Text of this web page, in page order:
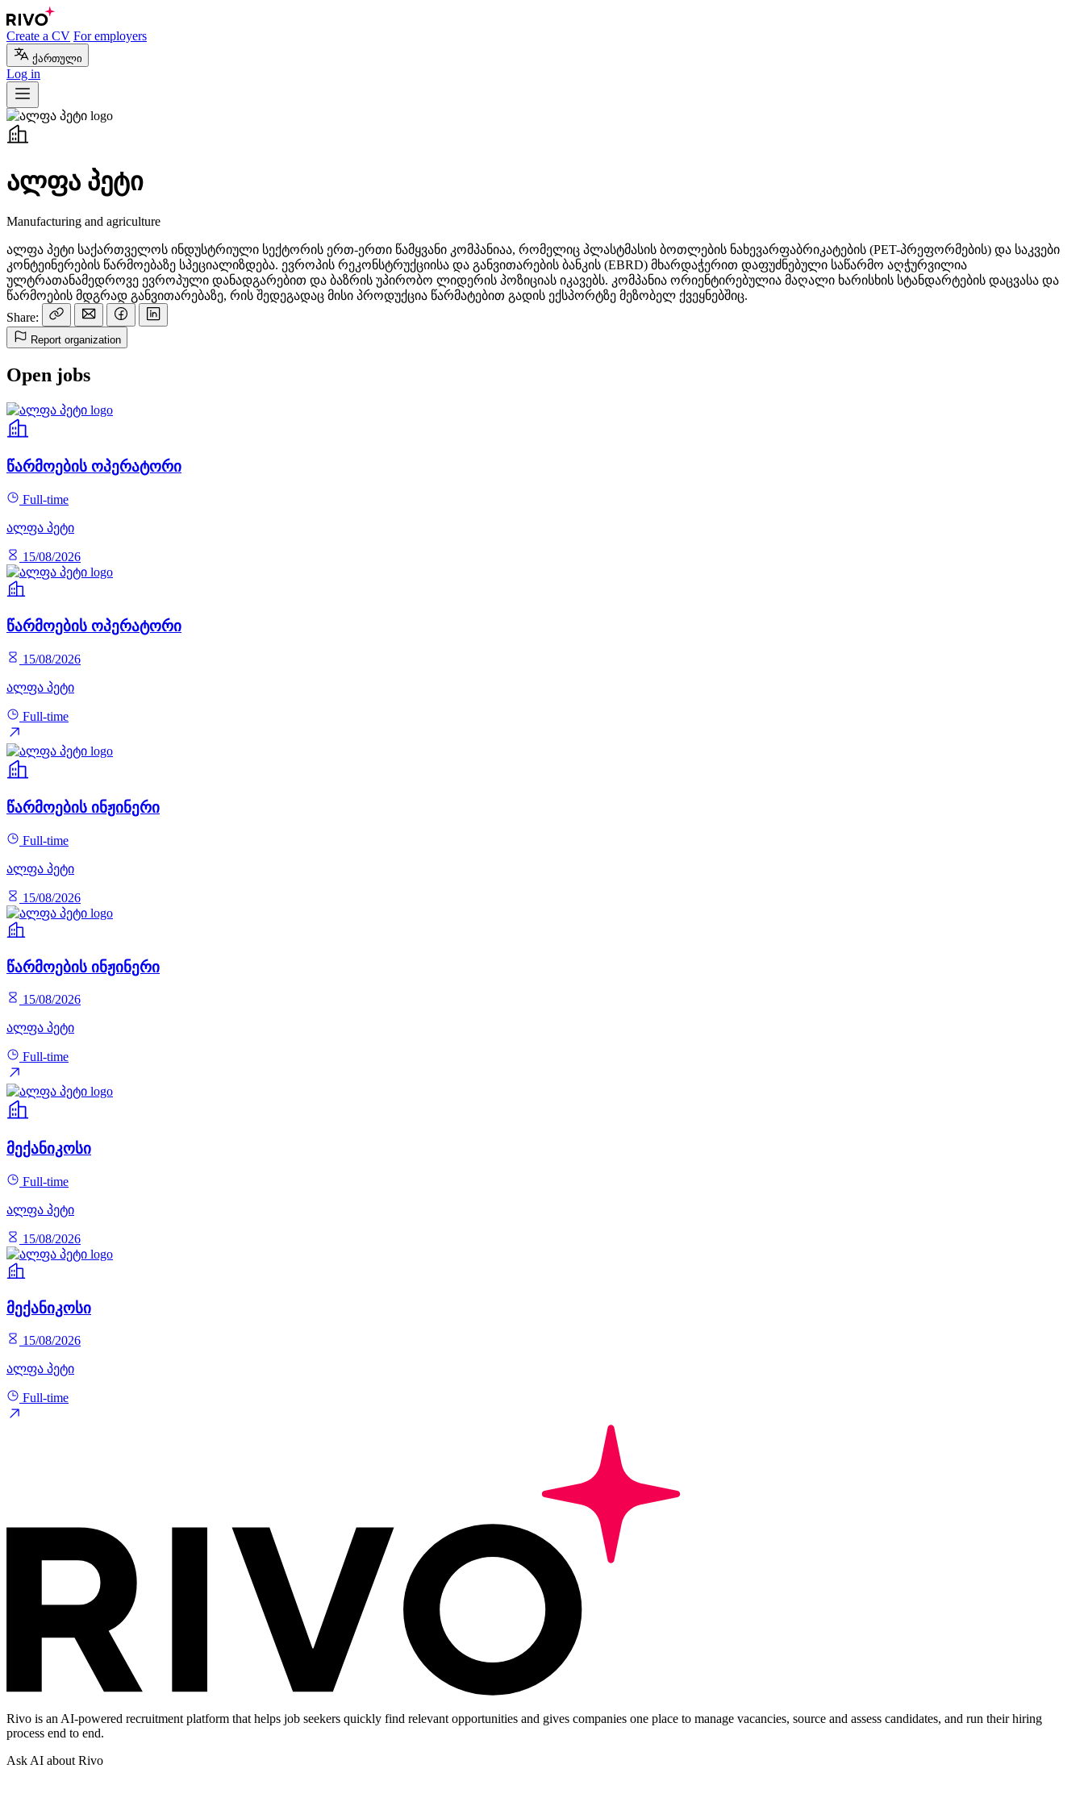
Create a CV For employers
ქართული
Log in
ალფა პეტი
Manufacturing and agriculture
ალფა პეტი საქართველოს ინდუსტრიული სექტორის ერთ-ერთი წამყვანი კომპანიაა, რომელიც პლასტმასის ბოთლების ნახევარფაბრიკატების (PET-პრეფორმების) და საკვები
კონტეინერების წარმოებაზე სპეციალიზდება. ევროპის რეკონსტრუქციისა და განვითარების ბანკის (EBRD) მხარდაჭერით დაფუძნებული საწარმო აღჭურვილია
ულტრათანამედროვე ევროპული დანადგარებით და ბაზრის უპირობო ლიდერის პოზიციას იკავებს. კომპანია ორიენტირებულია მაღალი ხარისხის სტანდარტების დაცვასა და
წარმოების მდგრად განვითარებაზე, რის შედეგადაც მისი პროდუქცია წარმატებით გადის ექსპორტზე მეზობელ ქვეყნებშიც.
Share:
Report organization
Open jobs
წარმოების ოპერატორი
Full-time
ალფა პეტი
15/08/2026
წარმოების ოპერატორი
15/08/2026
ალფა პეტი
Full-time
წარმოების ინჟინერი
Full-time
ალფა პეტი
15/08/2026
წარმოების ინჟინერი
15/08/2026
ალფა პეტი
Full-time
მექანიკოსი
Full-time
ალფა პეტი
15/08/2026
მექანიკოსი
15/08/2026
ალფა პეტი
Full-time
Rivo is an AI-powered recruitment platform that helps job seekers quickly find relevant opportunities and gives companies one place to manage vacancies, source and assess candidates, and run their hiring
process end to end.
Ask AI about Rivo